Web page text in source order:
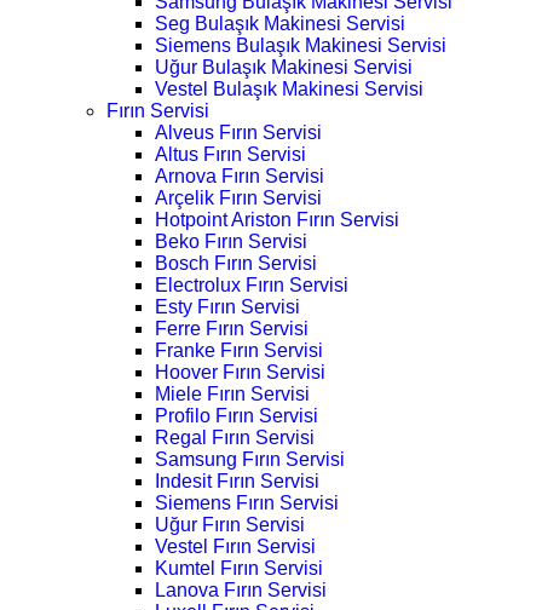
Seg Bulaşık Makinesi Servisi
Siemens Bulaşık Makinesi Servisi
Uğur Bulaşık Makinesi Servisi
Vestel Bulaşık Makinesi Servisi
Fırın Servisi
Alveus Fırın Servisi
Altus Fırın Servisi
Arnova Fırın Servisi
Arçelik Fırın Servisi
Hotpoint Ariston Fırın Servisi
Beko Fırın Servisi
Bosch Fırın Servisi
Electrolux Fırın Servisi
Esty Fırın Servisi
Ferre Fırın Servisi
Franke Fırın Servisi
Hoover Fırın Servisi
Miele Fırın Servisi
Profilo Fırın Servisi
Regal Fırın Servisi
Samsung Fırın Servisi
Indesit Fırın Servisi
Siemens Fırın Servisi
Uğur Fırın Servisi
Vestel Fırın Servisi
Kumtel Fırın Servisi
Lanova Fırın Servisi